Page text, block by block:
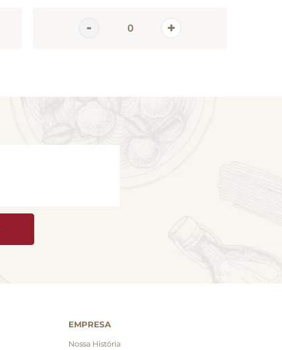
EMPRESA
Nossa História